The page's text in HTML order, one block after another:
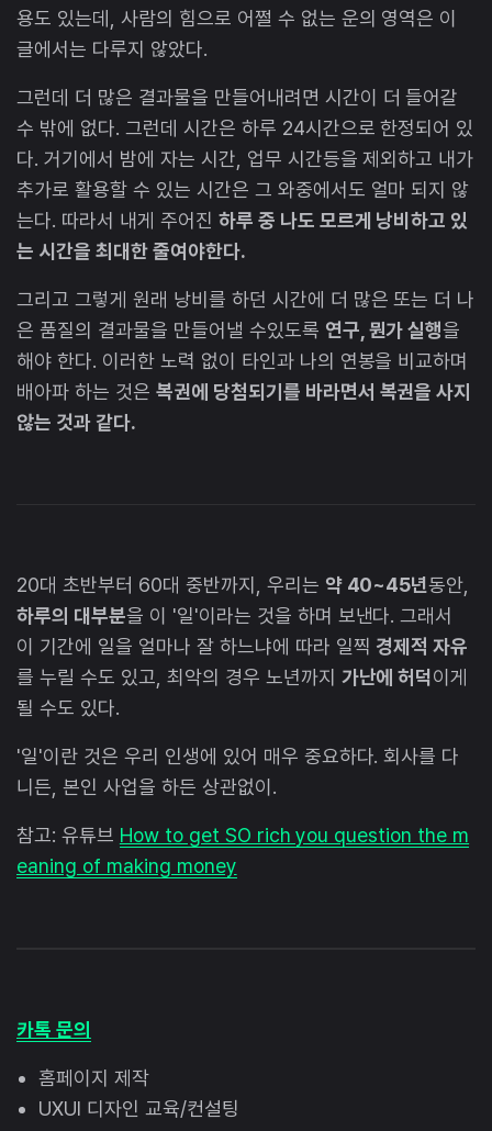
용도 있는데, 사람의 힘으로 어쩔 수 없는 운의 영역은 이
글에서는 다루지 않았다.
​그런데 더 많은 결과물을 만들어내려면 시간이 더 들어갈
수 밖에 없다. 그런데 시간은 하루 24시간으로 한정되어 있
다. 거기에서 밤에 자는 시간, 업무 시간등을 제외하고 내가
추가로 활용할 수 있는 시간은 그 와중에서도 얼마 되지 않
는다. 따라서 내게 주어진 하루 중 나도 모르게 낭비하고 있
는 시간을 최대한 줄여야한다.
​그리고 그렇게 원래 낭비를 하던 시간에 더 많은 또는 더 나
은 품질의 결과물을 만들어낼 수있도록 연구, 뭔가 실행을
해야 한다. 이러한 노력 없이 타인과 나의 연봉을 비교하며
배아파 하는 것은 복권에 당첨되기를 바라면서 복권을 사지
않는 것과 같다.
20대 초반부터 60대 중반까지, 우리는 약 40~45년동안,
하루의 대부분을 이 '일'이라는 것을 하며 보낸다. 그래서
이 기간에 일을 얼마나 잘 하느냐에 따라 일찍 경제적 자유
를 누릴 수도 있고, 최악의 경우 노년까지 가난에 허덕이게
될 수도 있다.
​'일'이란 것은 우리 인생에 있어 매우 중요하다. 회사를 다
니든, 본인 사업을 하든 상관없이.
​​참고: 유튜브 How to get SO rich you question the m
eaning of making money
카톡 문의
홈페이지 제작
UXUI 디자인 교육/컨설팅